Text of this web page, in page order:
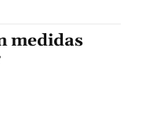
medidas